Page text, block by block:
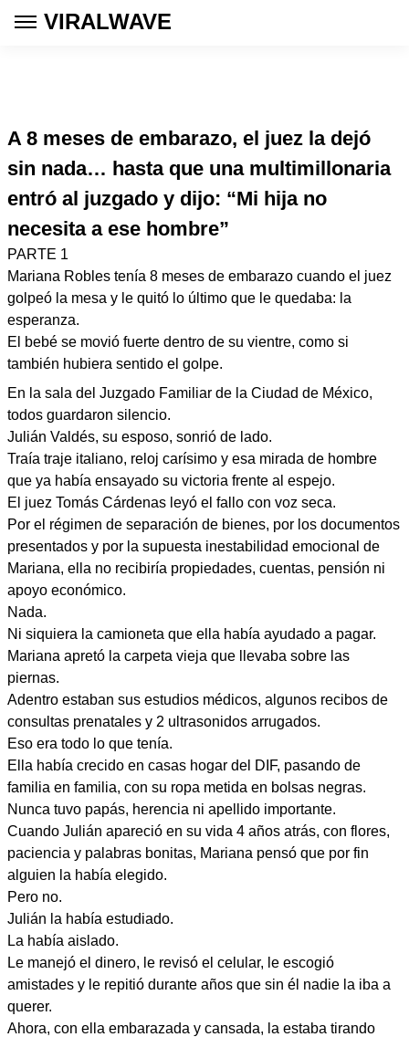
VIRALWAVE
A 8 meses de embarazo, el juez la dejó
sin nada… hasta que una multimillonaria
entró al juzgado y dijo: “Mi hija no
necesita a ese hombre”
PARTE 1
Mariana Robles tenía 8 meses de embarazo cuando el juez
golpeó la mesa y le quitó lo último que le quedaba: la
esperanza.
El bebé se movió fuerte dentro de su vientre, como si
también hubiera sentido el golpe.
En la sala del Juzgado Familiar de la Ciudad de México,
todos guardaron silencio.
Julián Valdés, su esposo, sonrió de lado.
Traía traje italiano, reloj carísimo y esa mirada de hombre
que ya había ensayado su victoria frente al espejo.
El juez Tomás Cárdenas leyó el fallo con voz seca.
Por el régimen de separación de bienes, por los documentos
presentados y por la supuesta inestabilidad emocional de
Mariana, ella no recibiría propiedades, cuentas, pensión ni
apoyo económico.
Nada.
Ni siquiera la camioneta que ella había ayudado a pagar.
Mariana apretó la carpeta vieja que llevaba sobre las
piernas.
Adentro estaban sus estudios médicos, algunos recibos de
consultas prenatales y 2 ultrasonidos arrugados.
Eso era todo lo que tenía.
Ella había crecido en casas hogar del DIF, pasando de
familia en familia, con su ropa metida en bolsas negras.
Nunca tuvo papás, herencia ni apellido importante.
Cuando Julián apareció en su vida 4 años atrás, con flores,
paciencia y palabras bonitas, Mariana pensó que por fin
alguien la había elegido.
Pero no.
Julián la había estudiado.
La había aislado.
Le manejó el dinero, le revisó el celular, le escogió
amistades y le repitió durante años que sin él nadie la iba a
querer.
Ahora, con ella embarazada y cansada, la estaba tirando